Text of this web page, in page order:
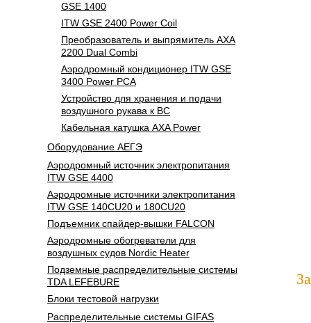
GSE 1400
ITW GSE 2400 Power Coil
Преобразователь и выпрямитель AXA
2200 Dual Combi
Аэродромный кондиционер ITW GSE
3400 Power PCA
Устройство для хранения и подачи
воздушного рукава к ВС
Кабельная катушка AXA Power
Оборудование АЕГЭ
Аэродромный источник электропитания
ITW GSE 4400
Аэродромные источники электропитания
ITW GSE 140CU20 и 180CU20
Подъемник спайдер-вышки FALCON
Аэродромные обогреватели для
воздушных судов Nordic Heater
Подземные распределительные системы
TDA LEFEBURE
Блоки тестовой нагрузки
Распределительные системы GIFAS